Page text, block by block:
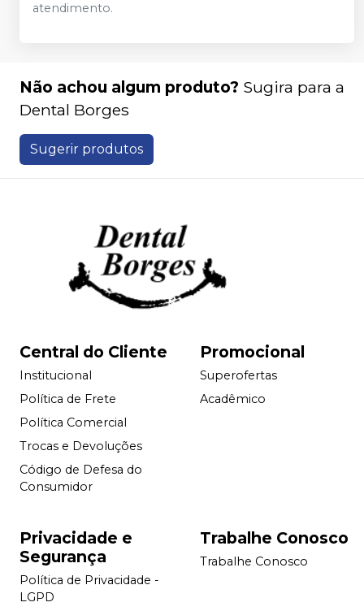
atendimento.
Não achou algum produto? Sugira para a
Dental Borges
Sugerir produtos
Central do Cliente
Institucional
Política de Frete
Política Comercial
Trocas e Devoluções
Código de Defesa do
Consumidor
Promocional
Superofertas
Acadêmico
Privacidade e
Segurança
Política de Privacidade -
LGPD
Trabalhe Conosco
Trabalhe Conosco